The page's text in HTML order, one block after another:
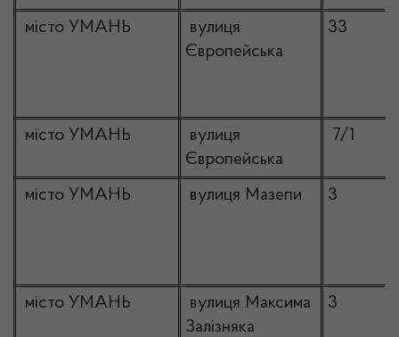
місто УМАНЬ
вулиця
Європейська
33
місто УМАНЬ
вулиця
Європейська
7/1
місто УМАНЬ вулиця Мазепи 3
місто УМАНЬ
вулиця Максима
Залізняка
3